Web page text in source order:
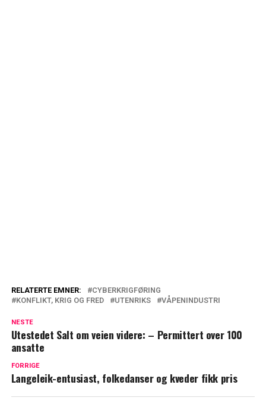
RELATERTE EMNER:
CYBERKRIGFØRING
KONFLIKT, KRIG OG FRED
UTENRIKS VÅPENINDUSTRI
NESTE
Utestedet Salt om veien videre: – Permittert over 100
ansatte
FORRIGE
Langeleik-entusiast, folkedanser og kveder fikk pris